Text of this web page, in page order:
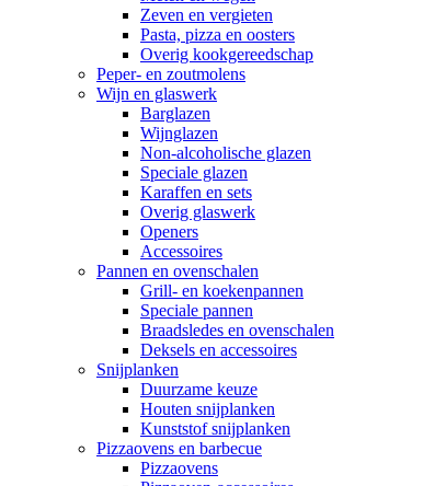
Zeven en vergieten
Pasta, pizza en oosters
Overig kookgereedschap
Peper- en zoutmolens
Wijn en glaswerk
Barglazen
Wijnglazen
Non-alcoholische glazen
Speciale glazen
Karaffen en sets
Overig glaswerk
Openers
Accessoires
Pannen en ovenschalen
Grill- en koekenpannen
Speciale pannen
Braadsledes en ovenschalen
Deksels en accessoires
Snijplanken
Duurzame keuze
Houten snijplanken
Kunststof snijplanken
Pizzaovens en barbecue
Pizzaovens